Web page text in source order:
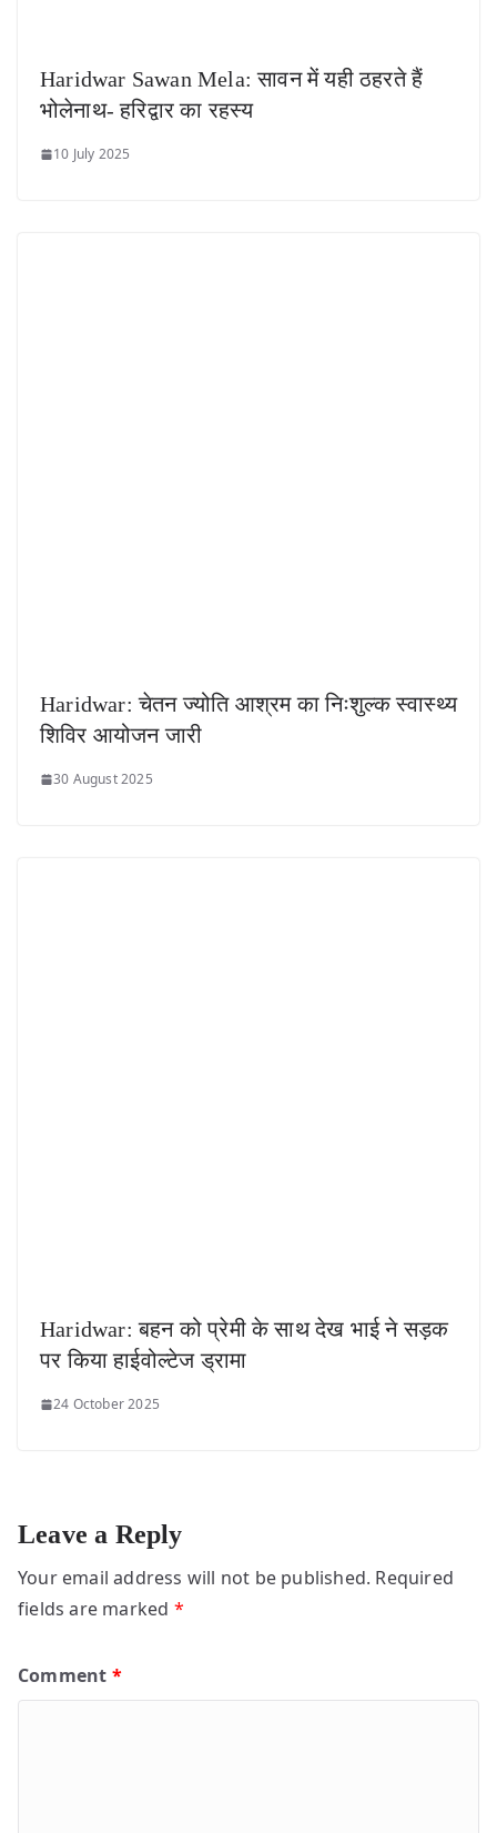
Haridwar Sawan Mela: सावन में यही ठहरते हैं
भोलेनाथ- हरिद्वार का रहस्य
10 July 2025
Haridwar: चेतन ज्योति आश्रम का निःशुल्क स्वास्थ्य
शिविर आयोजन जारी
30 August 2025
Haridwar: बहन को प्रेमी के साथ देख भाई ने सड़क
पर किया हाईवोल्टेज ड्रामा
24 October 2025
Leave a Reply
Your email address will not be published. Required
fields are marked *
Comment *